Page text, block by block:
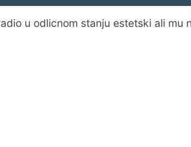
u odlicnom stanju estetski ali